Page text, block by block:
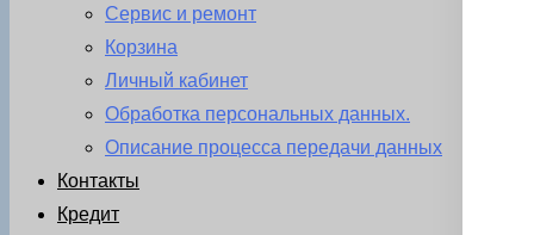
Сервис и ремонт
Корзина
Личный кабинет
Обработка персональных данных.
Описание процесса передачи данных
Контакты
Кредит